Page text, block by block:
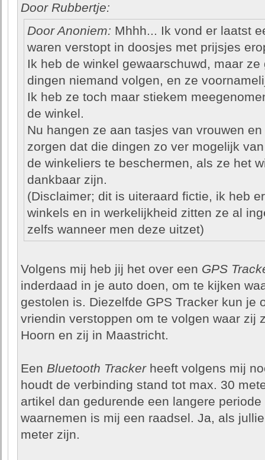
Door Rubbertje:
Door Anoniem: Mhhh... Ik vond er laatst
waren verstopt in doosjes met prijsjes
Ik heb de winkel gewaarschuwd, maar
dingen niemand volgen, en ze
Ik heb ze toch maar stiekem
de winkel.
Nu hangen ze aan tasjes van vrouwen
zorgen dat die dingen zo ver mogelijk
de winkeliers te beschermen, als ze het
dankbaar zijn.
(Disclaimer; dit is uiteraard fictie, ik heb
winkels en in werkelijkheid zitten ze al
zelfs wanneer men deze uitzet)
Volgens mij heb jij het over een GPS
inderdaad in je auto doen, om te kijken
gestolen is. Diezelfde GPS Tracker kun je
vriendin verstoppen om te volgen waar zij
Hoorn en zij in Maastricht.
Een Bluetooth Trackerheeft volgens mij
houdt de verbinding stand tot max. 30
artikel dan gedurende een langere
waarnemen is mij een raadsel. Ja, als
meter zijn.